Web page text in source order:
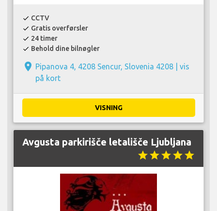
check CCTV
check Gratis overførsler
check 24 timer
check Behold dine bilnøgler
place Pipanova 4, 4208 Sencur, Slovenia 4208 | vis
på kort
VISNING
Avgusta parkirišče letališče Ljubljana
starstarstarstarstar